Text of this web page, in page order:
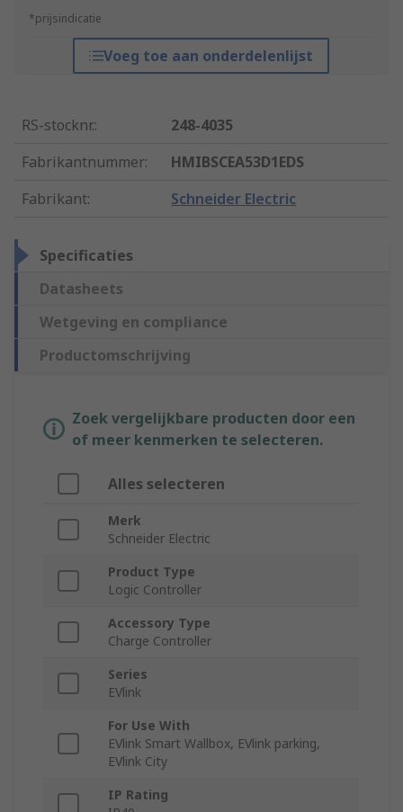
*prijsindicatie
Voeg toe aan onderdelenlijst
RS-stocknr.:
248-4035
Fabrikantnummer:
HMIBSCEA53D1EDS
Fabrikant: Schneider Electric
Specificaties
Datasheets
Wetgeving en compliance
Productomschrijving
Zoek vergelijkbare producten door een
of meer kenmerken te selecteren.
Alles selecteren
Merk
Schneider Electric
Product Type
Logic Controller
Accessory Type
Charge Controller
Series
EVlink
For Use With
EVlink Smart Wallbox, EVlink parking,
EVlink City
IP Rating